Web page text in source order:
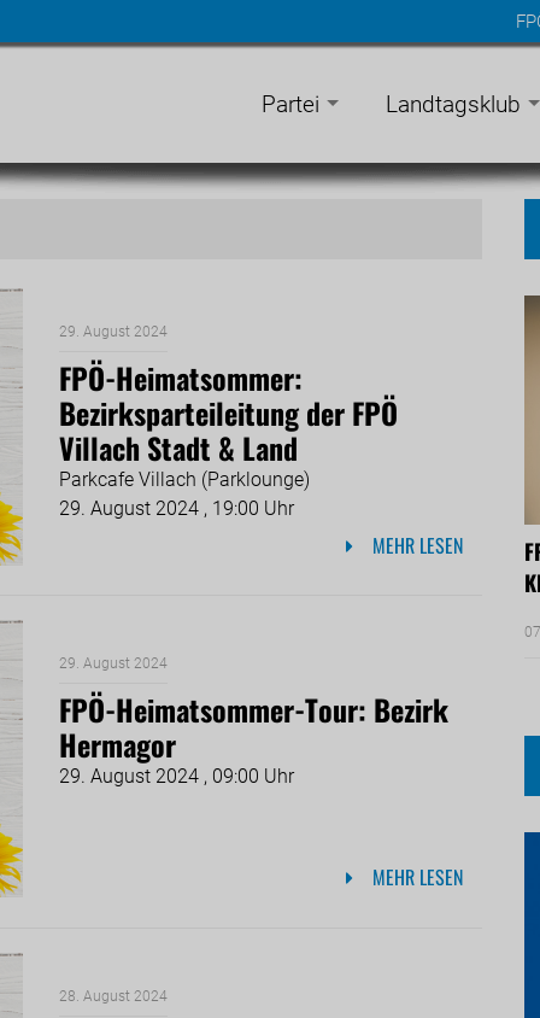
Partei Landtagsklub
29. August 2024
FPÖ-Heimatsommer:
Bezirksparteileitung der FPÖ
Villach Stadt & Land
Parkcafe Villach (Parklounge)
29. August 2024 , 19:00 Uhr
MEHR LESEN
29. August 2024
FPÖ-Heimatsommer-Tour: Bezirk
Hermagor
29. August 2024 , 09:00 Uhr
MEHR LESEN
28. August 2024